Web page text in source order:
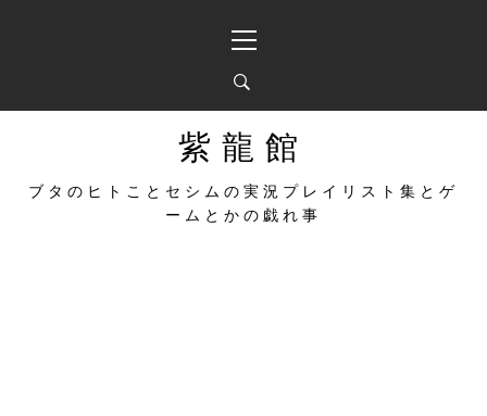
イ
メ
ー
紫龍館
ブタのヒトことセシムの実況プレイリスト集とゲ
ームとかの戯れ事